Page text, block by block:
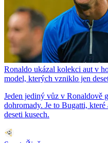
Ronaldo ukázal kolekci aut v
model, kterých vzniklo jen
Jeden jediný vůz v Ronaldově
dohromady. Je to Bugatti,
deseti kusech.